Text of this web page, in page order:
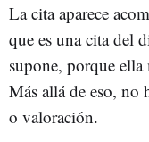
La cita aparece
que es una cita del
supone, porque ella
Más allá de eso, no
o valoración.